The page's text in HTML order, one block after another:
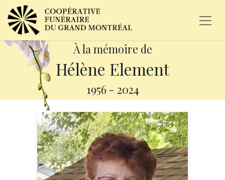
À la mémoire de
Hélène Element
1956 - 2024